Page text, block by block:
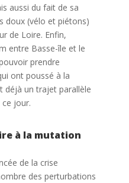
aussi du fait de sa
doux (vélo et piétons)
de Loire. Enfin,
entre Basse-île et le
prendre
ont poussé à la
déjà un trajet parallèle
jour.
à la mutation
de la crise
des perturbations